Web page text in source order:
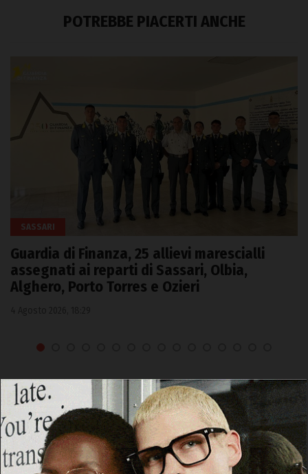
POTREBBE PIACERTI ANCHE
SASSARI
Guardia di Finanza, 25 allievi marescialli
assegnati ai reparti di Sassari, Olbia,
Alghero, Porto Torres e Ozieri
Cerca
Cerca